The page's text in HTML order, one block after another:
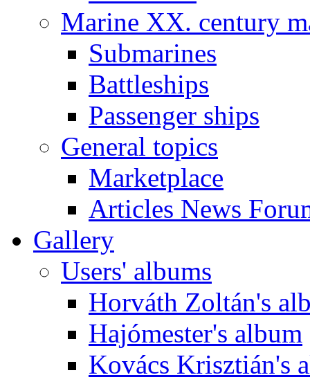
Marine XX. century
Submarines
Battleships
Passenger ships
General topics
Marketplace
Articles News
Gallery
Users' albums
Horváth Zoltán's
Hajómester's album
Kovács Krisztián's